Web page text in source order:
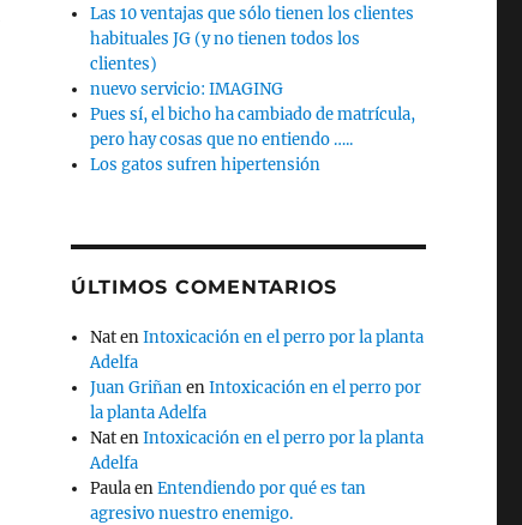
Las 10 ventajas que sólo tienen los clientes
habituales JG (y no tienen todos los
clientes)
nuevo servicio: IMAGING
Pues sí, el bicho ha cambiado de matrícula,
pero hay cosas que no entiendo …..
Los gatos sufren hipertensión
ÚLTIMOS COMENTARIOS
NatenIntoxicación en el perro por la planta
Adelfa
Juan GriñanenIntoxicación en el perro por
la planta Adelfa
NatenIntoxicación en el perro por la planta
Adelfa
PaulaenEntendiendo por qué es tan
agresivo nuestro enemigo.